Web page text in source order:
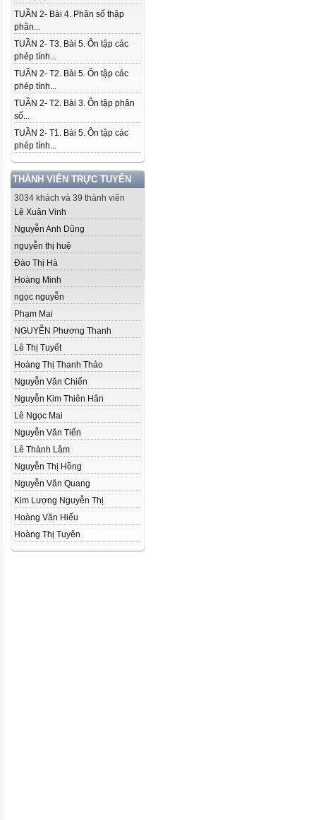
TUẦN 2- Bài 4. Phân số thập
phân...
TUẦN 2- T3. Bài 5. Ôn tập các
phép tính...
TUẦN 2- T2. Bài 5. Ôn tập các
phép tính...
TUẦN 2- T2. Bài 3. Ôn tập phân
số...
TUẦN 2- T1. Bài 5. Ôn tập các
phép tính...
THÀNH VIÊN TRỰC TUYẾN
3034 khách và 39 thành viên
Lê Xuân Vinh
Nguyễn Anh Dũng
nguyễn thị huệ
Đào Thị Hà
Hoàng Minh
ngọc nguyễn
Phạm Mai
NGUYỄN Phương Thanh
Lê Thị Tuyết
Hoàng Thị Thanh Thảo
Nguyễn Văn Chiến
Nguyễn Kim Thiên Hân
Lê Ngọc Mai
Nguyễn Văn Tiến
Lê Thành Lâm
Nguyễn Thị Hồng
Nguyễn Văn Quang
Kim Lượng Nguyễn Thị
Hoàng Văn Hiếu
Hoàng Thị Tuyên